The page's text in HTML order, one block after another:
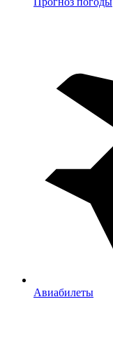
Авиабилеты